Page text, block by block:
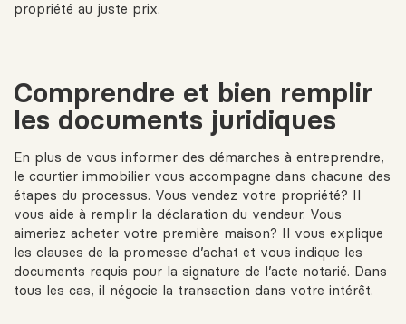
propriété au juste prix.
Comprendre et bien remplir
les documents juridiques
En plus de vous informer des démarches à entreprendre,
le courtier immobilier vous accompagne dans chacune des
étapes du processus. Vous vendez votre propriété? Il
vous aide à remplir la déclaration du vendeur. Vous
aimeriez acheter votre première maison? Il vous explique
les clauses de la promesse d’achat et vous indique les
documents requis pour la signature de l’acte notarié. Dans
tous les cas, il négocie la transaction dans votre intérêt.